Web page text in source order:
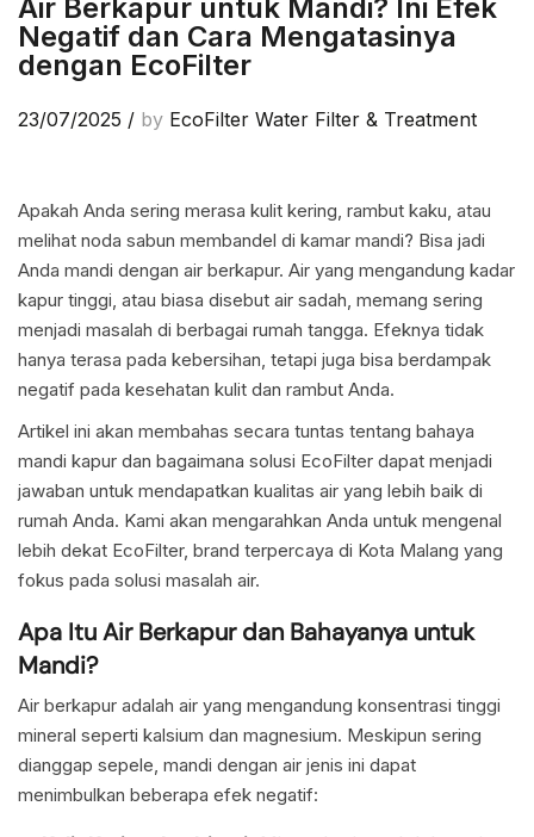
Air Berkapur untuk Mandi? Ini Efek
Negatif dan Cara Mengatasinya
dengan EcoFilter
23/07/2025 / by EcoFilter Water Filter & Treatment
Apakah Anda sering merasa kulit kering, rambut kaku, atau
melihat noda sabun membandel di kamar mandi? Bisa jadi
Anda mandi dengan air berkapur. Air yang mengandung kadar
kapur tinggi, atau biasa disebut air sadah, memang sering
menjadi masalah di berbagai rumah tangga. Efeknya tidak
hanya terasa pada kebersihan, tetapi juga bisa berdampak
negatif pada kesehatan kulit dan rambut Anda.
Artikel ini akan membahas secara tuntas tentang bahaya
mandi kapur dan bagaimana solusi EcoFilter dapat menjadi
jawaban untuk mendapatkan kualitas air yang lebih baik di
rumah Anda. Kami akan mengarahkan Anda untuk mengenal
lebih dekat EcoFilter, brand terpercaya di Kota Malang yang
fokus pada solusi masalah air.
Apa Itu Air Berkapur dan Bahayanya untuk
Mandi?
Air berkapur adalah air yang mengandung konsentrasi tinggi
mineral seperti kalsium dan magnesium. Meskipun sering
dianggap sepele, mandi dengan air jenis ini dapat
menimbulkan beberapa efek negatif: